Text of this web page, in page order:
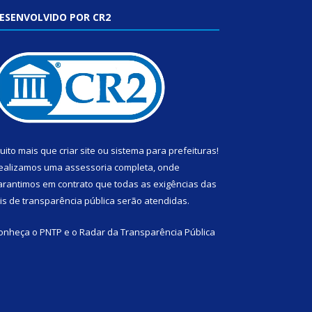
POR CR2
mais que criar site ou sistema para prefeituras!
uma assessoria completa, onde
em contrato que todas as exigências das
de transparência pública serão atendidas.
o PNTP e o Radar da Transparência Pública